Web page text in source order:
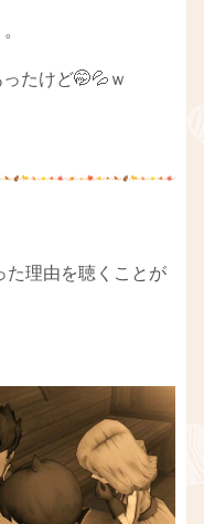
たけど🤭💦ｗ
た理由を聴くことが